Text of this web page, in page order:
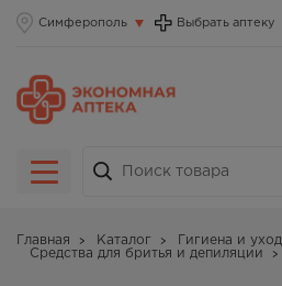
Симферополь Выбрать аптеку
Главная Каталог
Гигиена и уход
Средства для бритья и депиляции